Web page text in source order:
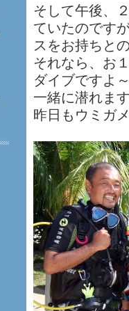
そして午後、
ていたのです
スをお持ちと
それなら、お
ダイブですよ
一緒に潜れま
昨日もウミガ